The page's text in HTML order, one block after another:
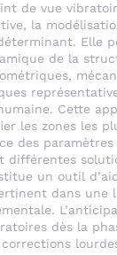
de vue
la
Elle
de la
Cette
les zones les
des
différentes
un outil
dans une
dès la